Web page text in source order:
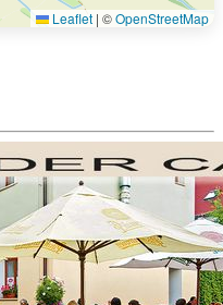
Leaflet | ©OpenStreetMap